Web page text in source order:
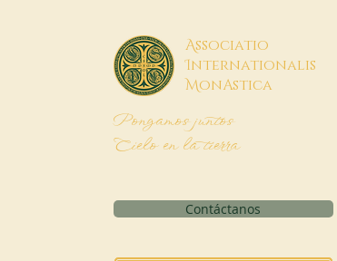
Associatio
Internationalis
MonAstica
Pongamos juntos
Cielo en la tierra
Contáctanos